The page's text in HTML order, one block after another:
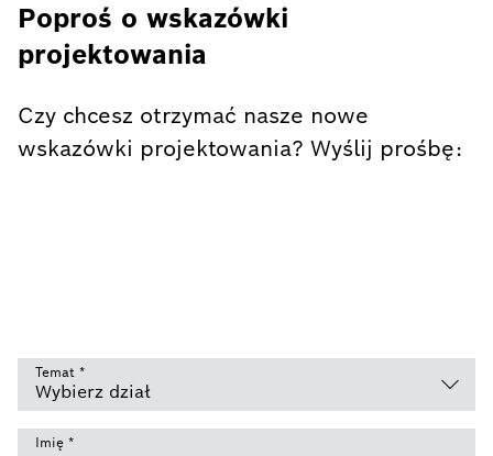
Poproś o wskazówki
projektowania
Czy chcesz otrzymać nasze nowe
wskazówki projektowania? Wyślij prośbę:
Temat *
Imię *